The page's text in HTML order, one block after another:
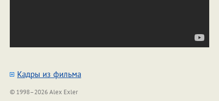
Кадры из фильма
© 1998–2026 Alex Exler